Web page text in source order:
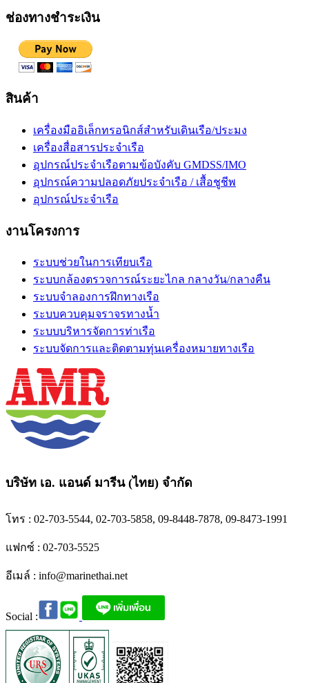
ช่องทางชำระเงิน
สินค้า
เครื่องมืออิเล็กทรอนิกส์สำหรับเดินเรือ/ประมง
เครื่องสื่อสารประจำเรือ
อุปกรณ์ประจำเรือตามข้อบังคับ GMDSS/IMO
อุปกรณ์ความปลอดภัยประจำเรือ / เสื้อชูชีพ
อุปกรณ์ประจำเรือ
งานโครงการ
ระบบช่วยในการเทียบเรือ
ระบบกล้องตรวจการณ์ระยะไกล กลางวัน/กลางคืน
ระบบจำลองการฝึกทางเรือ
ระบบควบคุมจราจรทางน้ำ
ระบบบริหารจัดการท่าเรือ
ระบบจัดการและติดตามทุ่นเครื่องหมายทางเรือ
บริษัท เอ. แอนด์ มารีน (ไทย) จำกัด
โทร : 02-703-5544, 02-703-5858, 09-8448-7878, 09-8473-1991
แฟกซ์ : 02-703-5525
อีเมล์ : info@marinethai.net
Social :